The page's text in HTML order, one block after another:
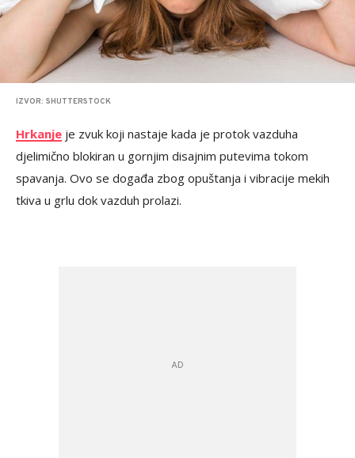
IZVOR: SHUTTERSTOCK
Hrkanje je zvuk koji nastaje kada je protok vazduha
djelimično blokiran u gornjim disajnim putevima tokom
spavanja. Ovo se događa zbog opuštanja i vibracije mekih
tkiva u grlu dok vazduh prolazi.